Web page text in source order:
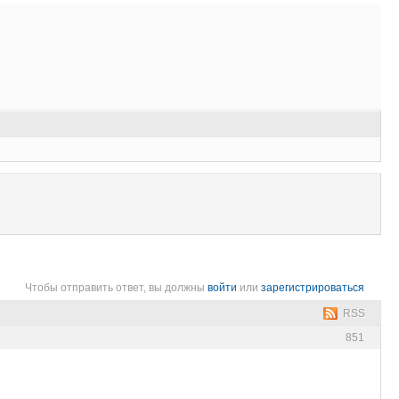
Чтобы отправить ответ, вы должны войти или зарегистрироваться
RSS
851